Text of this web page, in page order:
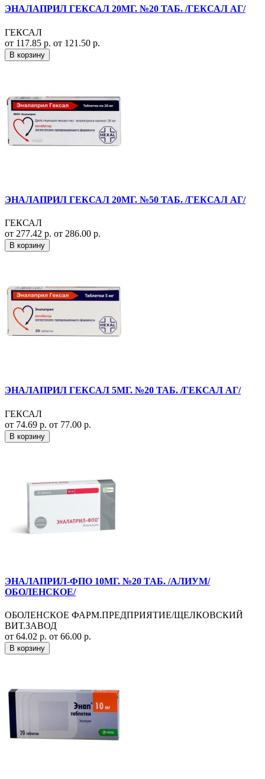
ЭНАЛАПРИЛ ГЕКСАЛ 20МГ. №20 ТАБ. /ГЕКСАЛ АГ/
ГЕКСАЛ
от 117.85 р. от 121.50 р.
В корзину
ЭНАЛАПРИЛ ГЕКСАЛ 20МГ. №50 ТАБ. /ГЕКСАЛ АГ/
ГЕКСАЛ
от 277.42 р. от 286.00 р.
В корзину
ЭНАЛАПРИЛ ГЕКСАЛ 5МГ. №20 ТАБ. /ГЕКСАЛ АГ/
ГЕКСАЛ
от 74.69 р. от 77.00 р.
В корзину
ЭНАЛАПРИЛ-ФПО 10МГ. №20 ТАБ. /АЛИУМ/
ОБОЛЕНСКОЕ/
ОБОЛЕНСКОЕ ФАРМ.ПРЕДПРИЯТИЕ/ЩЕЛКОВСКИЙ
ВИТ.ЗАВОД
от 64.02 р. от 66.00 р.
В корзину